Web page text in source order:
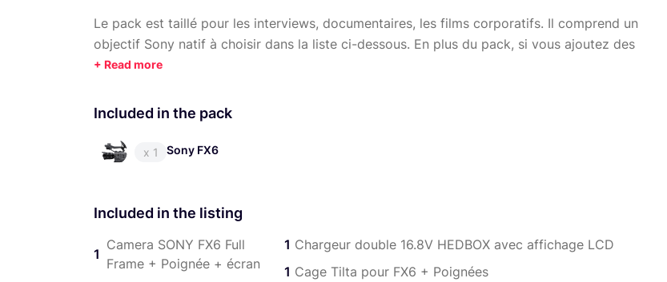
Le pack est taillé pour les interviews, documentaires, les films corporatifs. Il comprend un
objectif Sony natif à choisir dans la liste ci-dessous. En plus du pack, si vous ajoutez des
objectifs ou d'accessoires supplémentaires, bénéficiez de 10% de réduction sur votre panier. Le
Points forts :
S-Cinetone, utilisé par la FX9
S-Log3 / S-Gamut3, S-Gamut3.Cine pour une flexibilité de post-production
Filtre ND variable électronique intégré
7 Jours /7 en Matinée / Journée / Soirée sur Paris Châtelet.
Included in the pack
x 1 Sony FX6
Included in the listing
1
Camera SONY FX6 Full
Frame + Poignée + écran
1 Chargeur double 16.8V HEDBOX avec affichage LCD
1 Cage Tilta pour FX6 + Poignées